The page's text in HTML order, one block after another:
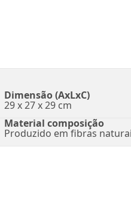
Dimensão (AxLxC)
29 x 27 x 29 cm
Material composição
Produzido em fibras